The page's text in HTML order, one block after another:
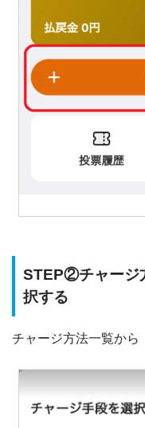
STEP②チャージ
択する
チャージ方法一覧から